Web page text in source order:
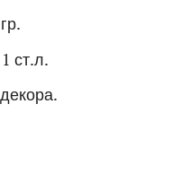
ст.л.